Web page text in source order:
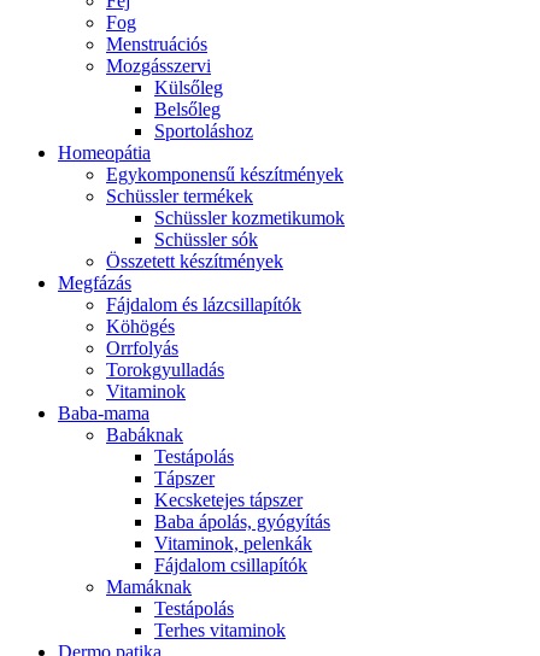
Fog
Menstruációs
Mozgásszervi
Külsőleg
Belsőleg
Sportoláshoz
Homeopátia
Egykomponensű készítmények
Schüssler termékek
Schüssler kozmetikumok
Schüssler sók
Összetett készítmények
Megfázás
Fájdalom és lázcsillapítók
Köhögés
Orrfolyás
Torokgyulladás
Vitaminok
Baba-mama
Babáknak
Testápolás
Tápszer
Kecsketejes tápszer
Baba ápolás, gyógyítás
Vitaminok, pelenkák
Fájdalom csillapítók
Mamáknak
Testápolás
Terhes vitaminok
Dermo patika